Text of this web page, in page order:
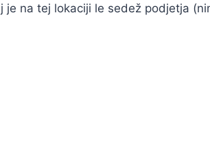
na tej lokaciji le sedež podjetja